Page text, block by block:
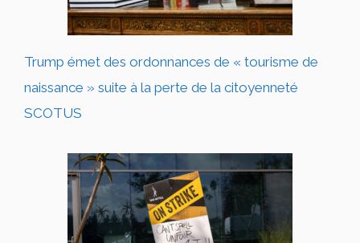
Trump émet des ordonnances de « tourisme de
naissance » suite à la perte de la citoyenneté
SCOTUS